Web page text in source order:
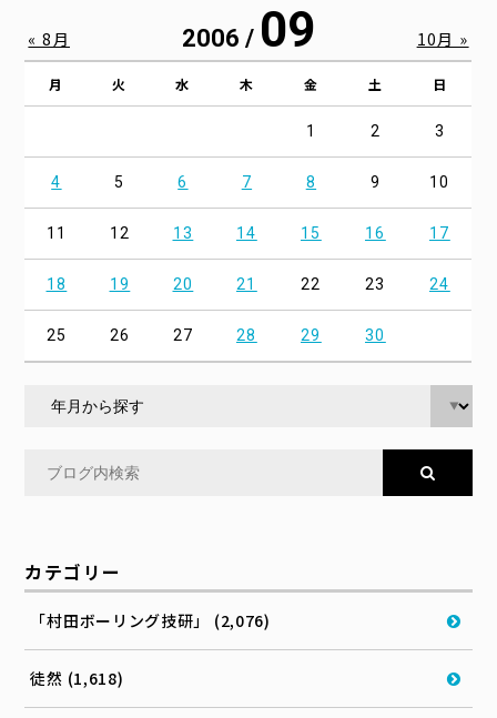
2006 / 09
月 火 水 木 金 土 日
1 2 3
4 5 6 7 8 9 10
11 12 13 14 15 16 17
18 19 20 21 22 23 24
25 26 27 28 29 30
« 8月 10月 »
カテゴリー
「村田ボーリング技研」 (2,076)
徒然 (1,618)